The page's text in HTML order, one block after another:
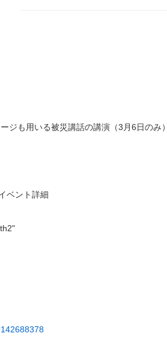
ジも用いる被災講話の講演（3月6日のみ
ベント詳細